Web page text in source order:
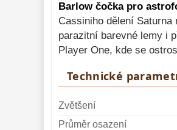
Barlow čočka pro
Cassiniho dělení
parazitní barevné lemy i
Player One, kde se
Technické
Zvětšení
Průměr osazení